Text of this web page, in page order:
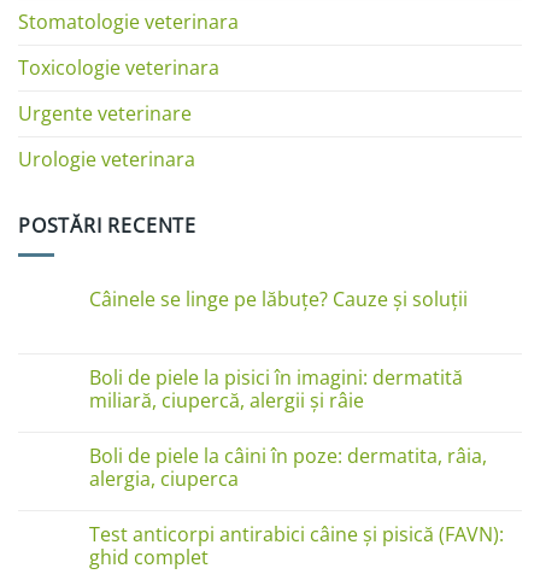
Stomatologie veterinara
Toxicologie veterinara
Urgente veterinare
Urologie veterinara
POSTĂRI RECENTE
Câinele se linge pe lăbuțe? Cauze și soluții
Câinele
se
linge
Cauze
și
soluții
Boli de piele la pisici în imagini: dermatită
miliară, ciupercă, alergii și râie
comentariu
la
Boli
de
pisici
în
imagini:
Boli de piele la câini în poze: dermatita, râia,
alergia, ciuperca
la
Boli
de
Test anticorpi antirabici câine și pisică (FAVN):
ghid complet